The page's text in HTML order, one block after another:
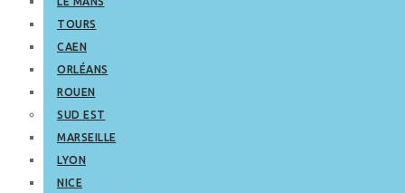
TOURS
CAEN
ORLÉANS
ROUEN
SUD EST
MARSEILLE
LYON
NICE